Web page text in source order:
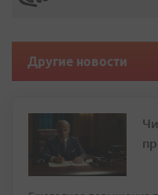
Другие новости